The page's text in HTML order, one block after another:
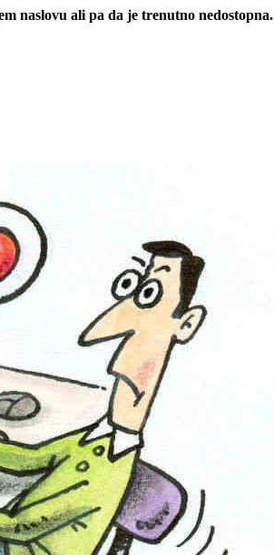
naslovu ali pa da je trenutno nedostopna.